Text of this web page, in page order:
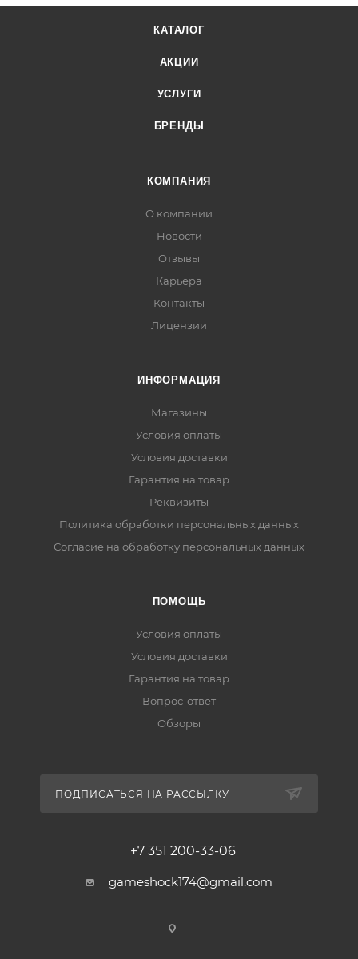
КАТАЛОГ
АКЦИИ
УСЛУГИ
БРЕНДЫ
КОМПАНИЯ
О компании
Новости
Отзывы
Карьера
Контакты
Лицензии
ИНФОРМАЦИЯ
Магазины
Условия оплаты
Условия доставки
Гарантия на товар
Реквизиты
Политика обработки персональных данных
Согласие на обработку персональных данных
ПОМОЩЬ
Условия оплаты
Условия доставки
Гарантия на товар
Вопрос-ответ
Обзоры
ПОДПИСАТЬСЯ НА РАССЫЛКУ
+7 351 200-33-06
gameshock174@gmail.com